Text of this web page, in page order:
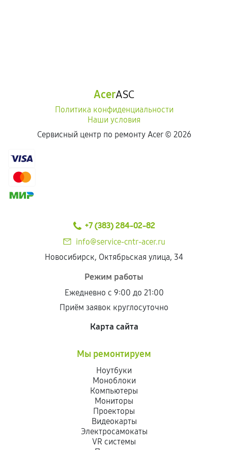
AcerASC
Политика конфиденциальности
Наши условия
Сервисный центр по ремонту Acer © 2026
+7 (383) 284-02-82
info@service-cntr-acer.ru
Новосибирск, Октябрьская улица, 34
Режим работы
Ежедневно с 9:00 до 21:00
Приём заявок круглосуточно
Карта сайта
Мы ремонтируем
Ноутбуки
Моноблоки
Компьютеры
Мониторы
Проекторы
Видеокарты
Электросамокаты
VR системы